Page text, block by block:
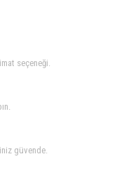
seçeneği.
güvende.